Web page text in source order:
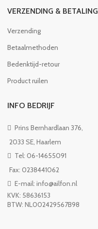
VERZENDING & BETALING
Verzending
Betaalmethoden
Bedenktijd-retour
Product ruilen
INFO BEDRIJF
Prins Bernhardlaan 376,
2033 SE, Haarlem
Tel: 06-14655091
Fax: 0238441062
E-mail: info@ailfon.nl
KVK: 58636153
BTW: NL002429567B98